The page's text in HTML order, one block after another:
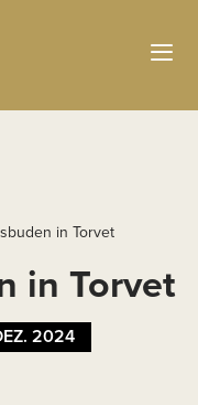
in Torvet
in Torvet
2024